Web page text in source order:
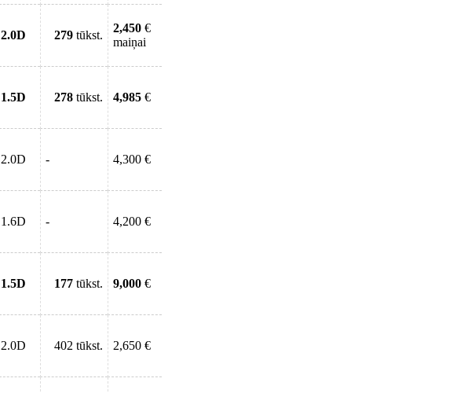
2.0D 279 tūkst.
2,450 €
maiņai
1.5D 278 tūkst. 4,985 €
2.0D - 4,300 €
1.6D - 4,200 €
1.5D 177 tūkst. 9,000 €
2.0D 402 tūkst. 2,650 €